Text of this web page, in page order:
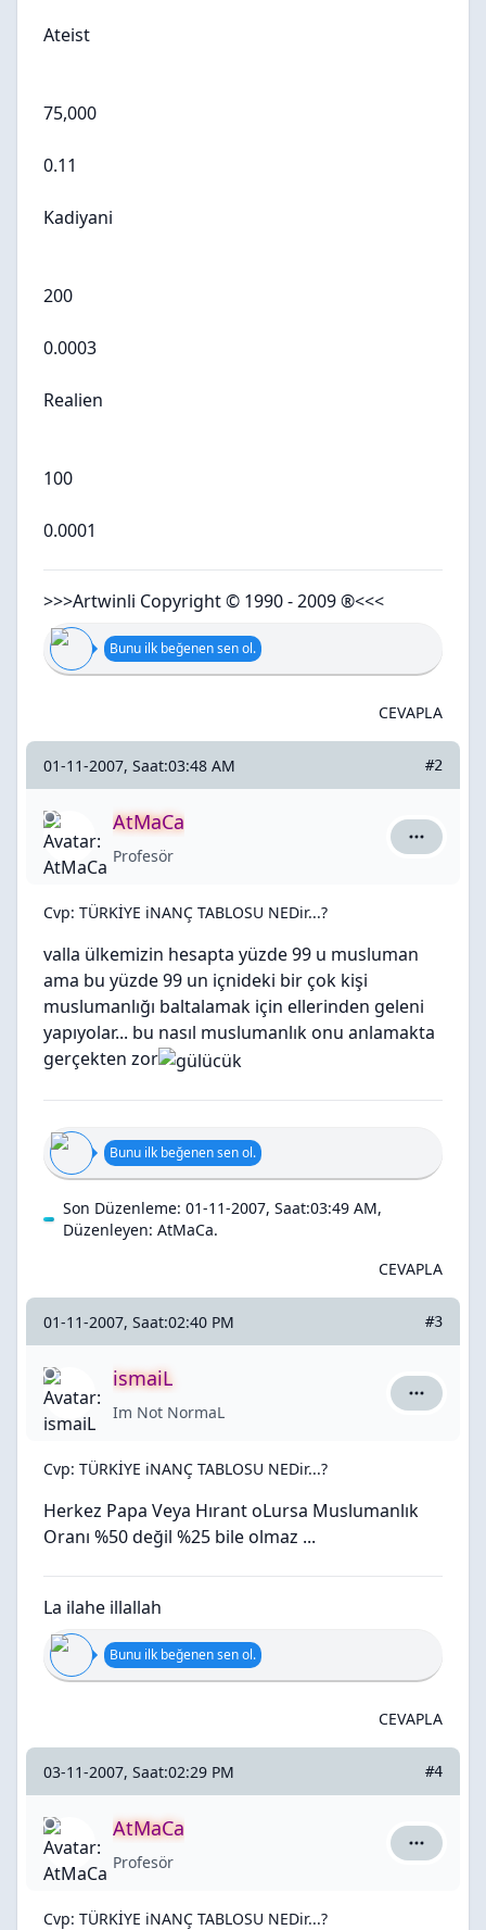
Ateist
75,000
0.11
Kadiyani
200
0.0003
Realien
100
0.0001
>>>Artwinli Copyright © 1990 - 2009 ®<<<
Bunu ilk beğenen sen ol.
CEVAPLA
01-11-2007, Saat:03:48 AM #2
AtMaCa
Profesör AtMaCa
Cvp: TÜRKİYE iNANÇ TABLOSU NEDir...?
valla ülkemizin hesapta yüzde 99 u musluman
ama bu yüzde 99 un içnideki bir çok kişi
muslumanlığı baltalamak için ellerinden geleni
yapıyolar... bu nasıl muslumanlık onu anlamakta
gerçekten zor
Bunu ilk beğenen sen ol.
Son Düzenleme: 01-11-2007, Saat:03:49 AM,
Düzenleyen: AtMaCa.
CEVAPLA
01-11-2007, Saat:02:40 PM #3
ismaiL
Im Not NormaL ismaiL
Cvp: TÜRKİYE iNANÇ TABLOSU NEDir...?
Herkez Papa Veya Hırant oLursa Muslumanlık
Oranı %50 değil %25 bile olmaz ...
La ilahe illallah
Bunu ilk beğenen sen ol.
CEVAPLA
03-11-2007, Saat:02:29 PM #4
AtMaCa
Profesör AtMaCa
Cvp: TÜRKİYE iNANÇ TABLOSU NEDir...?